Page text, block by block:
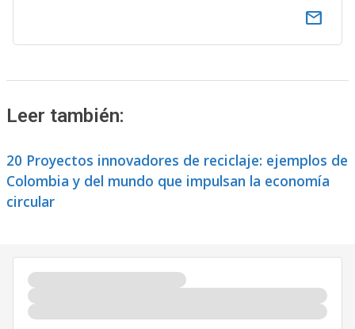
email
Leer también:
20 Proyectos innovadores de reciclaje: ejemplos de
Colombia y del mundo que impulsan la economía
circular